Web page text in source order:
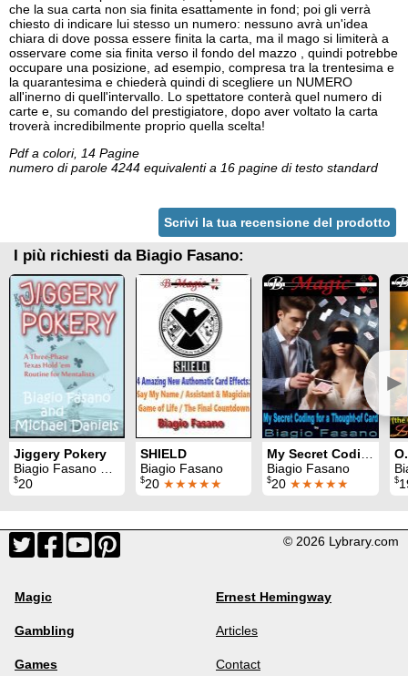
che la sua carta non sia finita esattamente in fond; poi gli verrà
chiesto di indicare lui stesso un numero: nessuno avrà un'idea
chiara di dove possa essere finita la carta, ma il mago si limiterà a
osservare come sia finita verso il fondo del mazzo , quindi potrebbe
occupare una posizione, ad esempio, compresa tra la trentesima e
la quarantesima e chiederà quindi di scegliere un NUMERO
all'inerno di quell'intervallo. Lo spettatore conterà quel numero di
carte e, su comando del prestigiatore, dopo aver voltato la carta
troverà incredibilmente proprio quella scelta!
Pdf a colori, 14 Pagine
numero di parole 4244 equivalenti a 16 pagine di testo standard
Scrivi la tua recensione del prodotto
I più richiesti da Biagio Fasano:
►
Jiggery Pokery
Biagio Fasano & Michael Daniels
$20
SHIELD
Biagio Fasano
$20 ★★★★★
My Secret Coding for a Thought-of Card
Biagio Fasano
$20 ★★★★★ $
© 2026 Lybrary.com
Magic
Gambling
Games
Ernest Hemingway
Articles
Contact